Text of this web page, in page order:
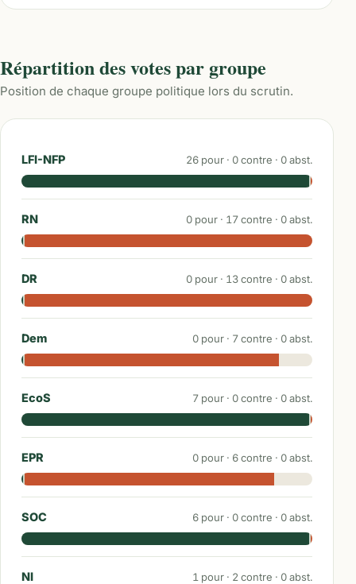
Répartition des votes par groupe
Position de chaque groupe politique lors du scrutin.
LFI-NFP 26 pour · 0contre · 0abst.
RN 0 pour · 17contre · 0abst.
DR 0 pour · 13contre · 0abst.
Dem 0 pour · 7contre · 0abst.
EcoS 7 pour · 0contre · 0abst.
EPR 0 pour · 6contre · 0abst.
SOC 6 pour · 0contre · 0abst.
NI 1 pour · 2 contre · 0abst.